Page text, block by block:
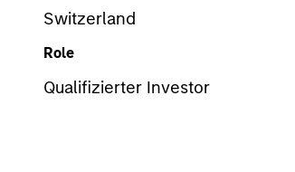
Switzerland
Role
Qualifizierter Investor